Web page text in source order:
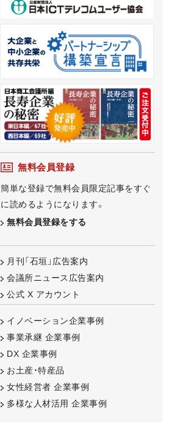
無料会員登録
簡単な登録で無料会員限定記事をすぐ
に読めるようになります。
無料会員登録をする
月刊「石垣」広告案内
会議所ニュース広告案内
公式 X アカウント
イノベーション企業事例
事業承継 企業事例
DX 企業事例
お土産・特産品
女性経営者 企業事例
多様な人材活用 企業事例